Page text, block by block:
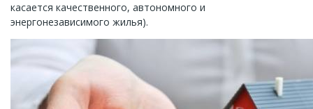
касается качественного, автономного и
энергонезависимого жилья).